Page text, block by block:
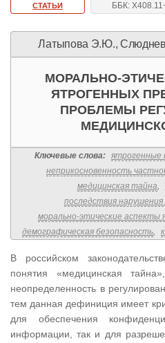
СТАТЬИ
ББК:
Латыпова Э.Ю.,
МОРАЛЬНО-
ЯТРОГЕННЫХ
ПРОБЛЕМЫ
Ключевые слова: ятрогенные
неприкосновенность
медицинская тайна,
последствия
морально-этические аспекты
демографическая безопасность,
В российском
понятия «медицинская
неопределенность в
тем данная дефиниция имеет
для обеспечения
информации, так и для